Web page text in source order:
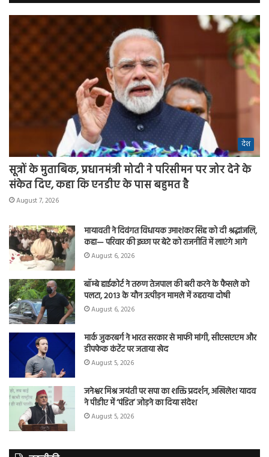
देश
सूत्रों के मुताबिक, प्रधानमंत्री मोदी ने परिसीमन पर जोर देने के
संकेत दिए, कहा कि एनडीए के पास बहुमत है
August 7, 2026
मायावती ने दिवंगत विधायक उमाशंकर सिंह को दी श्रद्धांजलि,
कहा— परिवार की इच्छा पर बेटे को राजनीति में लाएंगे आगे
August 6, 2026
बॉम्बे हाईकोर्ट ने तरुण तेजपाल की बरी करने के फैसले को
पलटा, 2013 के यौन उत्पीड़न मामले में ठहराया दोषी
August 6, 2026
मार्क जुकरबर्ग ने भारत सरकार से माफी मांगी, सीएसएएम और
डीपफेक कंटेंट पर जताया खेद
August 5, 2026
जनेश्वर मिश्र जयंती पर सपा का शक्ति प्रदर्शन, अखिलेश यादव
ने पीडीए में ‘पंडित’ जोड़ने का दिया संदेश
August 5, 2026